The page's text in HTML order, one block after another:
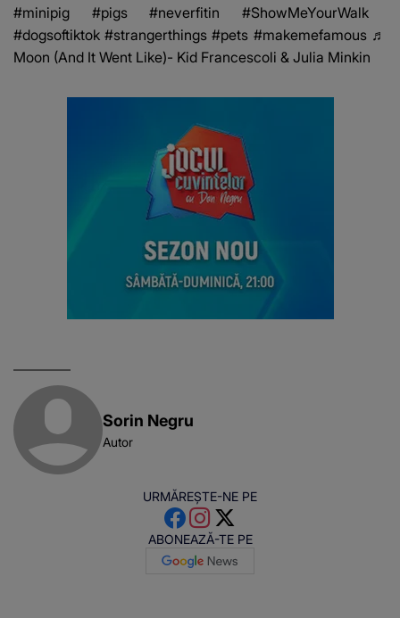
#minipig #pigs#neverfitin #ShowMeYourWalk
#dogsoftiktok #strangerthings #pets #makemefamous♬
Moon (And It Went Like)- Kid Francescoli & Julia Minkin
Sorin Negru
Autor
URMĂREȘTE-NE PE
ABONEAZĂ-TE PE